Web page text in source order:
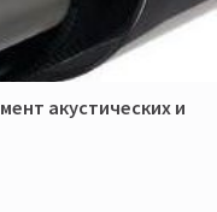
акустических и